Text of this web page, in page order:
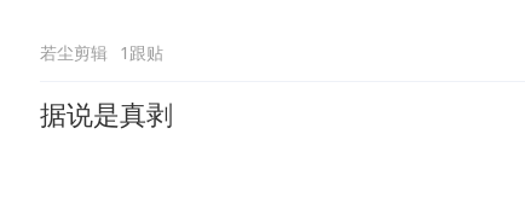
若尘剪辑 1跟贴
据说是真剥